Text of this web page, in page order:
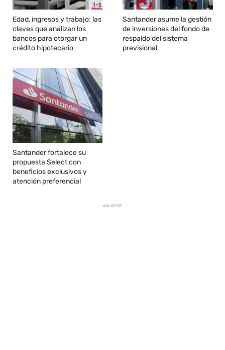
Edad, ingresos y trabajo: las
claves que analizan los
bancos para otorgar un
crédito hipotecario
Santander asume la gestión
de inversiones del fondo de
respaldo del sistema
previsional
Santander fortalece su
propuesta Select con
beneficios exclusivos y
atención preferencial
ANUNCIOS